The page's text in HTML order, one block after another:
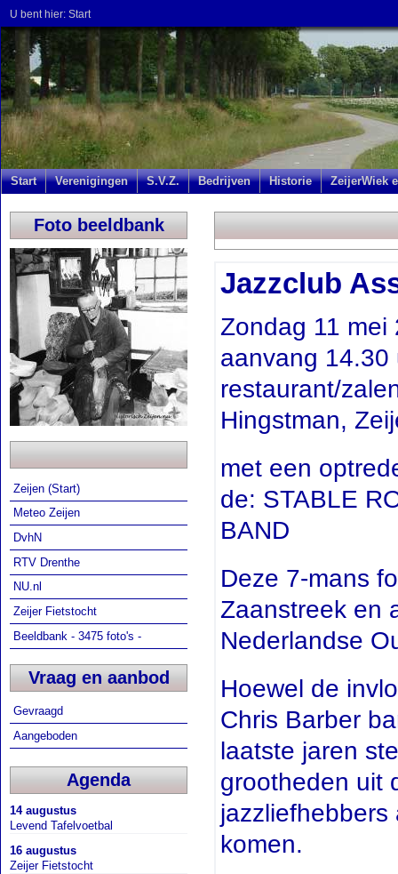
U bent hier: Start
Start Verenigingen S.V.Z. Bedrijven Historie ZeijerWiek
Foto beeldbank
Zeijen (Start)
Meteo Zeijen
DvhN
RTV Drenthe
NU.nl
Zeijer Fietstocht
Beeldbank - 3475 foto's -
Vraag en aanbod
Gevraagd
Aangeboden
Agenda
14 augustus
Levend Tafelvoetbal
16 augustus
Zeijer Fietstocht
Jazzclub
Zondag 11 mei
aanvang 14.30
restaurant/
Hingstman,
met een
de: STABLE
BAND
Deze 7-mans
Zaanstreek en
Nederlandse
Hoewel de
Chris Barber
laatste jaren
grootheden uit
komen.